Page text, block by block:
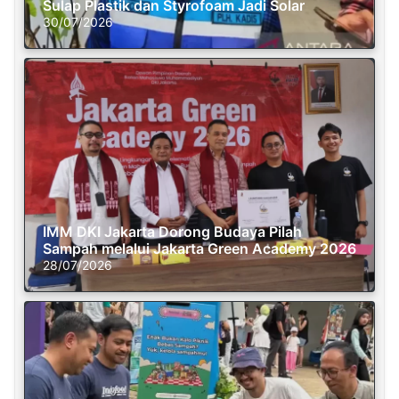
Sulap Plastik dan Styrofoam Jadi Solar
30/07/2026
IMM DKI Jakarta Dorong Budaya Pilah
Sampah melalui Jakarta Green Academy 2026
28/07/2026